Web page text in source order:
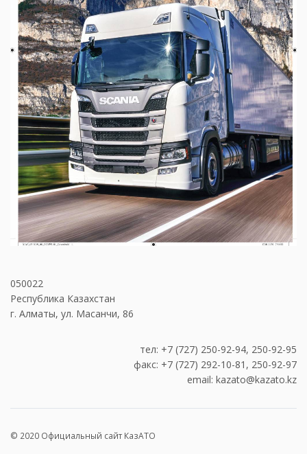
050022
Республика Казахстан
г. Алматы, ул. Масанчи, 86
тел: +7 (727) 250-92-94, 250-92-95
факс: +7 (727) 292-10-81, 250-92-97
email: kazato@kazato.kz
© 2020 Официальный сайт КазАТО